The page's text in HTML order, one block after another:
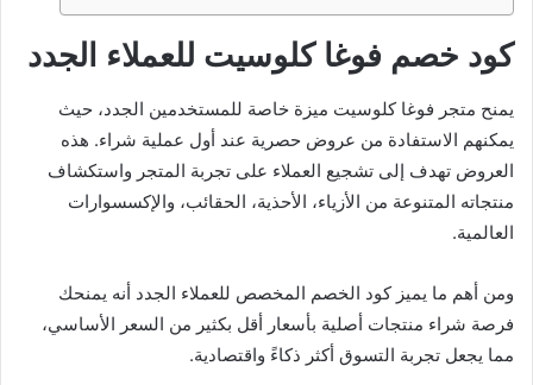
كود خصم فوغا كلوسيت للعملاء الجدد
يمنح متجر فوغا كلوسيت ميزة خاصة للمستخدمين الجدد، حيث
يمكنهم الاستفادة من عروض حصرية عند أول عملية شراء. هذه
العروض تهدف إلى تشجيع العملاء على تجربة المتجر واستكشاف
منتجاته المتنوعة من الأزياء، الأحذية، الحقائب، والإكسسوارات
العالمية.
ومن أهم ما يميز كود الخصم المخصص للعملاء الجدد أنه يمنحك
فرصة شراء منتجات أصلية بأسعار أقل بكثير من السعر الأساسي،
مما يجعل تجربة التسوق أكثر ذكاءً واقتصادية.